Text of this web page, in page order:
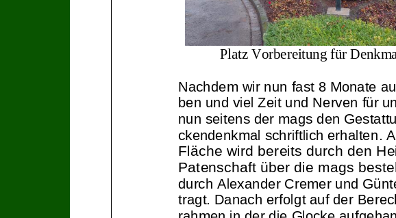
Platz Vorbereitung für
Nachdem wir nun fast 8 Monate
ben und viel Zeit und Nerven für
nun seitens der mags den
ckendenkmal schriftlich erhalten
Fläche wird bereits durch den
Patenschaft über die mags
durch Alexander Cremer und
tragt. Danach erfolgt auf der
rahmen in der die Glocke